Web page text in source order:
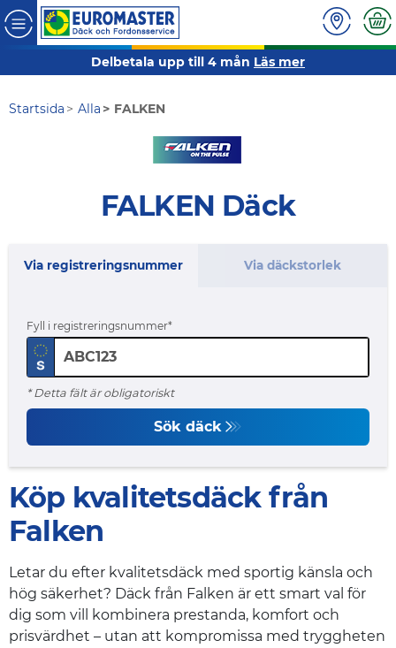
Delbetala upp till 4 mån Läs mer
Startsida Alla FALKEN
FALKEN Däck
Via registreringsnummer Via däckstorlek
Fyll i registreringsnummer
* Detta fält är obligatoriskt
Sök däck
Köp kvalitetsdäck från
Falken
Letar du efter kvalitetsdäck med sportig känsla och
hög säkerhet? Däck från Falken är ett smart val för
dig som vill kombinera prestanda, komfort och
prisvärdhet – utan att kompromissa med tryggheten